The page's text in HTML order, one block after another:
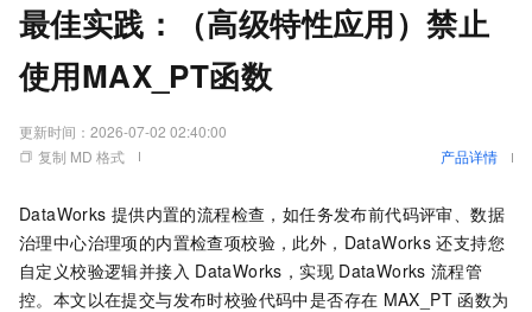
最佳实践：（高级特性应用）禁止
使用MAX_PT函数
更新时间： 2026-07-02 02:40:00
复制 MD 格式
产品详情
DataWorks 提供内置的流程检查，如任务发布前代码评审、数据
治理中心治理项的内置检查项校验，此外，DataWorks 还支持您
自定义校验逻辑并接入 DataWorks，实现 DataWorks 流程管
控。本文以在提交与发布时校验代码中是否存在 MAX_PT 函数为